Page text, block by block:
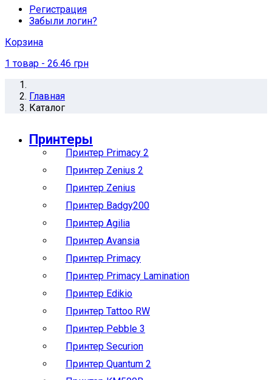
Регистрация
Забыли логин?
Корзина
1 товар - 26.46 грн
Главная
Каталог
Принтеры
Принтер Primacy 2
Принтер Zenius 2
Принтер Zenius
Принтер Badgy200
Принтер Agilia
Принтер Avansia
Принтер Primacy
Принтер Primacy Lamination
Принтер Edikio
Принтер Tattoo RW
Принтер Pebble 3
Принтер Securion
Принтер Quantum 2